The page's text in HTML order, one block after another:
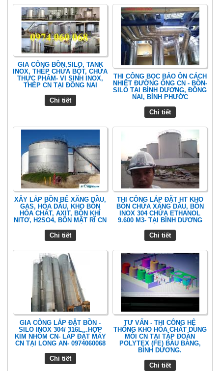
GIA CÔNG BỒN,SILO, TANK
INOX, THÉP CHỨA BỘT, CHỨA
THỰC PHẨM- VI SINH INOX,
THÉP CN TẠI ĐỒNG NAI
Chi tiết
THI CÔNG BỌC BẢO ÔN CÁCH
NHIỆT ĐƯỜNG ỐNG CN - BỒN-
SILO TẠI BÌNH DƯƠNG, ĐỒNG
NAI, BÌNH PHƯỚC
Chi tiết
XÂY LẮP BỒN BỂ XĂNG DẦU,
GAS, HÓA DẦU, KHO BỒN
HÓA CHẤT, AXIT, BỒN KHÍ
NITƠ, H2SO4, BỒN MẬT RĨ CN
Chi tiết
THI CÔNG LẮP ĐẶT HT KHO
BỒN CHỨA XĂNG DẦU, BỒN
INOX 304 CHỨA ETHANOL
9.600 M3- TẠI BÌNH DƯƠNG
Chi tiết
GIA CÔNG LẮP ĐẶT BỒN -
SILO INOX 304/ 316L,..HỢP
KIM NHÔM CN- LẮP ĐẶT MÁY
CN TẠI LONG AN- 0974060068
Chi tiết
TƯ VẤN - THI CÔNG HỆ
THỐNG KHO HÓA CHẤT DUNG
MÔI CN TẠI TẬP ĐOÀN
POLYTEX (FE) BÀU BÀNG,
BÌNH DƯƠNG.
Chi tiết